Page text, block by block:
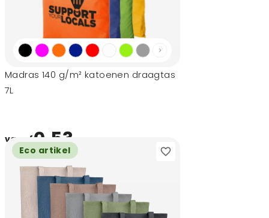
Madras 140 g/m² katoenen draagtas
7L
vanaf0,53
Eco artikel